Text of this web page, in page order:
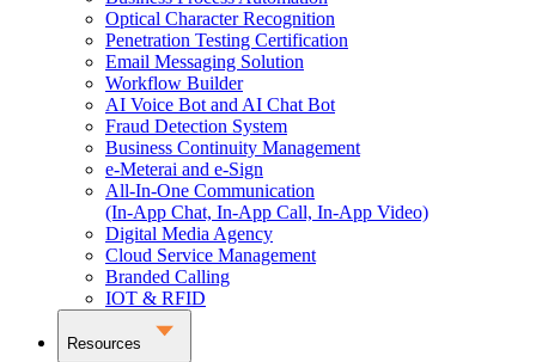
Optical Character Recognition
Penetration Testing Certification
Email Messaging Solution
Workflow Builder
AI Voice Bot and AI Chat Bot
Fraud Detection System
Business Continuity Management
e-Meterai and e-Sign
All-In-One Communication
(In-App Chat, In-App Call, In-App Video)
Digital Media Agency
Cloud Service Management
Branded Calling
IOT & RFID
Resources